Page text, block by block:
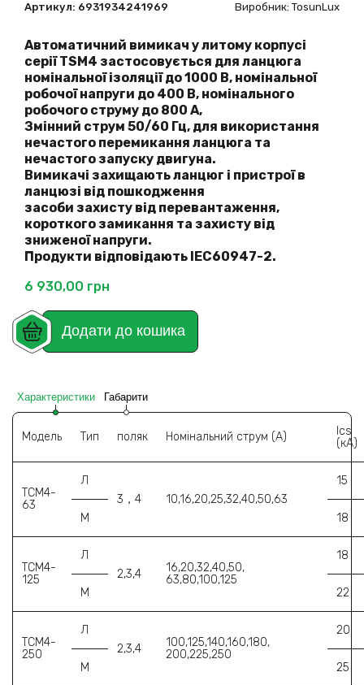
Артикул: 6931934241969 Виробник: TosunLux
Автоматичний вимикач у литому корпусі
серіїTSM 4 застосовується для ланцюга
номінальної ізоляції до 1000 В, номінальної
робочої напруги до 400 В, номінального
робочого струму до 800 А,
Змінний струм 50/60 Гц, для використання
нечастого перемикання ланцюга та
нечастого запуску двигуна.
Вимикачі захищають ланцюг і пристрої в
ланцюзі від пошкодження
засоби захисту від перевантаження,
короткого замикання та захисту від
зниженої напруги.
Продукти відповідають IEC60947-2.
6 930,00 грн
Додати до кошика
Характеристики Габарити
Модель Тип поляк Номінальний струм (A)
Ics
(кА)
ТСМ4-
63
Л
3，4
10,16,20,25,32,40,50,63
15
М 18
ТСМ4-
125
Л
2,3,4
16,20,32,40,50,
63,80,100,125
18
М 22
ТСМ4-
250
Л
2,3,4
100,125,140,160,180,
200,225,250
20
М 25